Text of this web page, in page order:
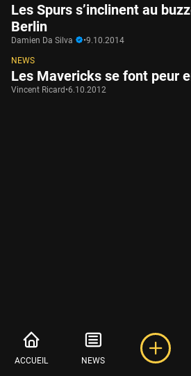
ACCUEIL NEWS
Les Spurs s’inclinent au
Berlin
Damien Da Silva •9.10.2014
NEWS
Les Mavericks se font peur
Vincent Ricard•6.10.2012